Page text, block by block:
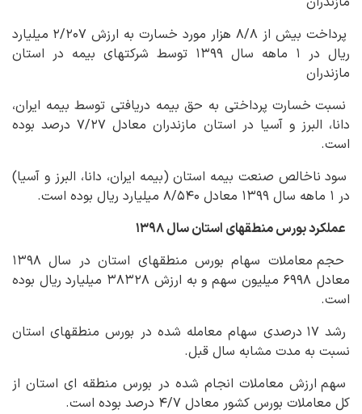
پرداخت بیش از ۸/۸ هزار مورد خسارت به ارزش ۲/۲۰۷ میلیارد
ریال در ۱ ماهه سال ۱۳۹۹ توسط شرکت‏های بیمه در استان
مازندران
نسبت خسارت پرداختی به حق بیمه دریافتی توسط بیمه ایران،
دانا، البرز و آسیا در استان مازندران معادل ۷/۲۷ درصد بوده
است.
سود ناخالص صنعت بیمه استان (بیمه ایران، دانا، البرز و آسیا)
در ۱ ماهه سال ۱۳۹۹ معادل ۸/۵۴۰ میلیارد ریال بوده است.
عملکرد بورس منطقه‏ای استان سال ۱۳۹۸
حجم معاملات سهام بورس منطقه‏ای استان در سال ۱۳۹۸
معادل ۶۹۹۸ میلیون سهم و به ارزش ۳۸۳۲۸ میلیارد ریال بوده
است.
رشد ۱۷ درصدی سهام معامله شده در بورس منطقه‏ای استان
نسبت به مدت مشابه سال قبل.
سهم ارزش معاملات انجام شده در بورس منطقه ای استان از
کل معاملات بورس کشور معادل ۴/۷ درصد بوده است.